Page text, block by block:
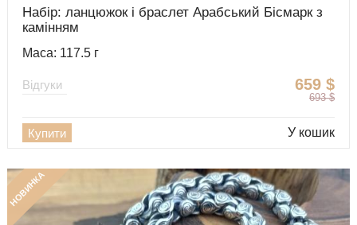
Набір: ланцюжок і браслет Арабський Бісмарк з
камінням
Маса: 117.5 г
659 $
693 $
Відгуки
Купити У кошик
НОВИНКА